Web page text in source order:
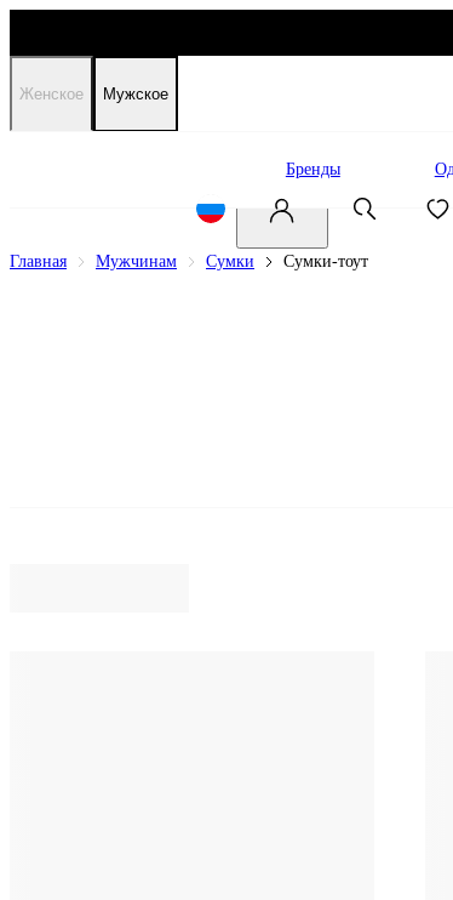
Женское Мужское
Бренды
Главная Мужчинам Сумки Сумки-тоут